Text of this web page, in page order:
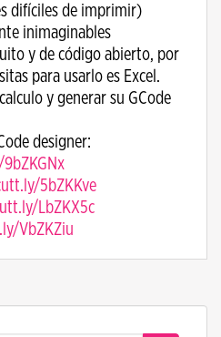
difíciles de imprimir)
inimaginables
y de código abierto, por
para usarlo es Excel.
y generar su GCode
designer:
5bZKKve
LbZKX5c
VbZKZiu